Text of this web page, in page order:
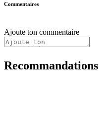
Commentaires
Ajoute ton commentaire
Recommandations